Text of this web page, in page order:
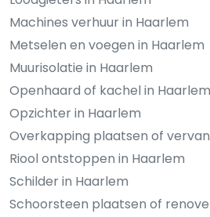
Machines verhuur in Haarlem
Metselen en voegen in Haarlem
Muurisolatie in Haarlem
Openhaard of kachel in Haarlem
Opzichter in Haarlem
Overkapping plaatsen of
Riool ontstoppen in Haarlem
Schilder in Haarlem
Schoorsteen plaatsen of